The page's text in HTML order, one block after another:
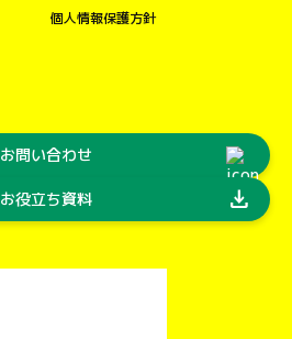
個人情報保護方針
お問い合わせ
お役立ち資料 download